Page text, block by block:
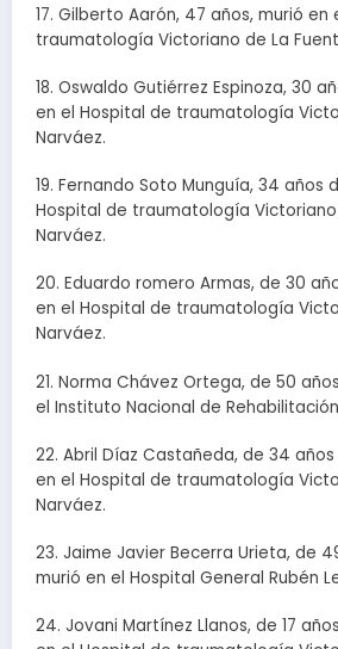
17. Gilberto Aarón, 47 años, murió en
traumatología Victoriano de La
18. Oswaldo Gutiérrez Espinoza, 30
en el Hospital de traumatología
Narváez.
19. Fernando Soto Munguía, 34 años
Hospital de traumatología Victoriano
Narváez.
20. Eduardo romero Armas, de 30
en el Hospital de traumatología
Narváez.
21. Norma Chávez Ortega, de 50
el Instituto Nacional de
22. Abril Díaz Castañeda, de 34
en el Hospital de traumatología
Narváez.
23. Jaime Javier Becerra Urieta, de
murió en el Hospital General Rubén
24. Jovani Martínez Llanos, de 17